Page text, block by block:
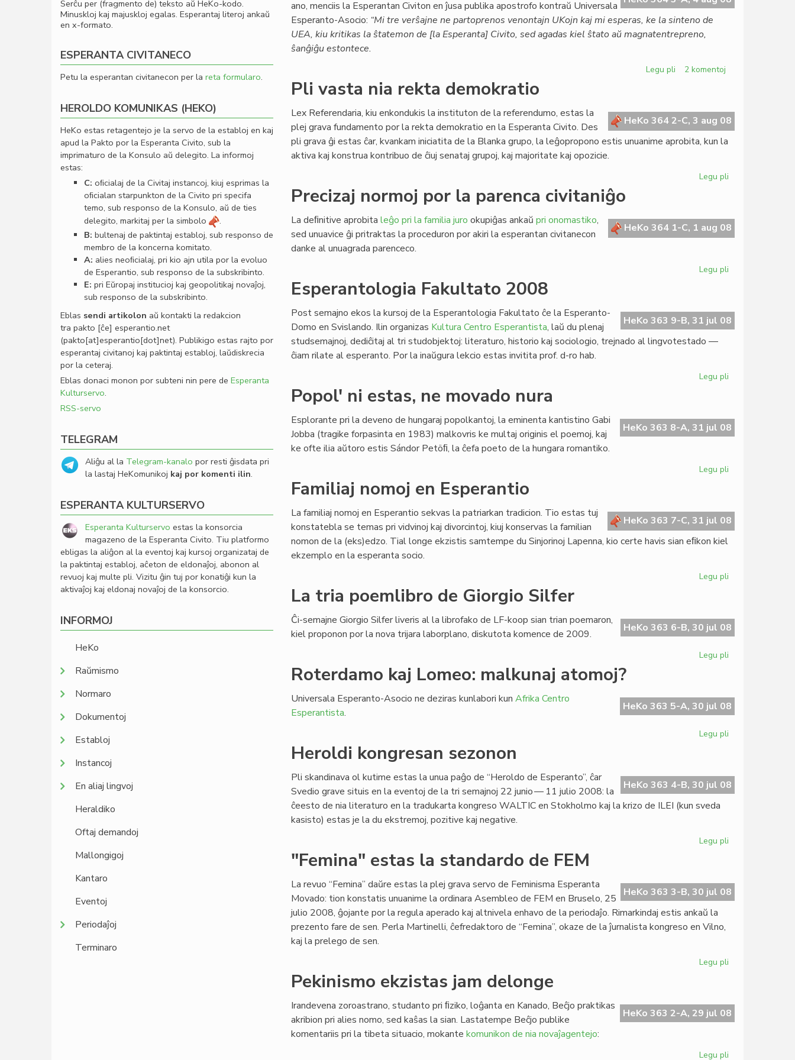
ano, menciis la Esperantan Civiton en ĵusa publika apostrofo kontraŭ Universala
Esperanto-Asocio: “Mi tre verŝajne ne partoprenos venontajn UKojn kaj mi esperas, ke la sinteno de
UEA, kiu kritikas la ŝtatemon de [la Esperanta] Civito, sed agadas kiel ŝtato aŭ magnatentrepreno,
ŝanĝiĝu estontece.
Legu pli
kaj
arbitreco
kun
2 komentoj
Pli vasta nia rekta demokratio
HeKo 364 2-C, 3 aug 08
Lex Referendaria, kiu enkondukis la instituton de la referendumo, estas la
plej grava fundamento por la rekta demokratio en la Esperanta Civito. Des
pli grava ĝi estas ĉar, kvankam iniciatita de la Blanka grupo, la leĝopropono estis unuanime aprobita, kun la
aktiva kaj konstrua kontribuo de ĉiuj senataj grupoj, kaj majoritate kaj opozicie.
Legu pli
rekta
demokratio
Precizaj normoj por la parenca civitaniĝo
HeKo 364 1-C, 1 aug 08
La deﬁnitive aprobita leĝo pri la familia juro okupiĝas ankaŭ pri onomastiko,
sed unuavice ĝi pritraktas la proceduron por akiri la esperantan civitanecon
danke al unuagrada parenceco.
Legu pli
la
parenca
Esperantologia Fakultato 2008
HeKo 363 9-B, 31 jul 08
Post semajno ekos la kursoj de la Esperantologia Fakultato ĉe la Esperanto-
Domo en Svislando. Ilin organizas Kultura Centro Esperantista, laŭ du plenaj
studsemajnoj, dediĉitaj al tri studobjektoj: literaturo, historio kaj sociologio, trejnado al lingvotestado —
ĉiam rilate al esperanto. Por la inaŭgura lekcio estas invitita prof. d-ro hab.
Legu pli
Popol' ni estas, ne movado nura
HeKo 363 8-A, 31 jul 08
Esplorante pri la deveno de hungaraj popolkantoj, la eminenta kantistino Gabi
Jobba (tragike forpasinta en 1983) malkovris ke multaj originis el poemoj, kaj
ke ofte ilia aŭtoro estis Sándor Petöﬁ, la ĉefa poeto de la hungara romantiko.
Legu pli
ne
movado
Familiaj nomoj en Esperantio
HeKo 363 7-C, 31 jul 08
La familiaj nomoj en Esperantio sekvas la patriarkan tradicion. Tio estas tuj
konstatebla se temas pri vidvinoj kaj divorcintoj, kiuj konservas la familian
nomon de la (eks)edzo. Tial longe ekzistis samtempe du Sinjorinoj Lapenna, kio certe havis sian eﬁkon kiel
ekzemplo en la esperanta socio.
Legu pli
Esperantio
La tria poemlibro de Giorgio Silfer
HeKo 363 6-B, 30 jul 08
Ĉi-semajne Giorgio Silfer liveris al la librofako de LF-koop sian trian poemaron,
kiel proponon por la nova trijara laborplano, diskutota komence de 2009.
Legu pli
de
Giorgio
Roterdamo kaj Lomeo: malkunaj atomoj?
HeKo 363 5-A, 30 jul 08
Universala Esperanto-Asocio ne deziras kunlabori kun Afrika Centro
Esperantista.
Legu pli
malkunaj
atomoj?
Heroldi kongresan sezonon
HeKo 363 4-B, 30 jul 08
Pli skandinava ol kutime estas la unua paĝo de “Heroldo de Esperanto”, ĉar
Svedio grave situis en la eventoj de la tri semajnoj 22 junio — 11 julio 2008: la
ĉeesto de nia literaturo en la tradukarta kongreso WALTIC en Stokholmo kaj la krizo de ILEI (kun sveda
kasisto) estas je la du ekstremoj, pozitive kaj negative.
Legu pli
"Femina" estas la standardo de FEM
HeKo 363 3-B, 30 jul 08
La revuo “Femina” daŭre estas la plej grava servo de Feminisma Esperanta
Movado: tion konstatis unuanime la ordinara Asembleo de FEM en Bruselo, 25
julio 2008, ĝojante por la regula aperado kaj altnivela enhavo de la periodaĵo. Rimarkindaj estis ankaŭ la
prezento fare de sen. Perla Martinelli, ĉefredaktoro de “Femina”, okaze de la ĵurnalista kongreso en Vilno,
kaj la prelego de sen.
Legu pli
standardo
de
Pekinismo ekzistas jam delonge
HeKo 363 2-A, 29 jul 08
Irandevena zoroastrano, studanto pri ﬁziko, loĝanta en Kanado, Beĉjo praktikas
akribion pri alies nomo, sed kaŝas la sian. Lastatempe Beĉjo publike
komentariis pri la tibeta situacio, mokante komunikon de nia novaĵagentejo:
Legu pli
Serĉu per (fragmento de) teksto aŭ HeKo-kodo.
Minuskloj kaj majuskloj egalas. Esperantaj literoj ankaŭ
en x-formato.
ESPERANTA CIVITANECO
Petu la esperantan civitanecon per la reta formularo.
HEROLDO KOMUNIKAS (HEKO)
HeKo estas retagentejo je la servo de la establoj en kaj
apud la Pakto por la Esperanta Civito, sub la
imprimaturo de la Konsulo aŭ delegito. La informoj
estas:
C: oﬁcialaj de la Civitaj instancoj, kiuj esprimas la
oﬁcialan starpunkton de la Civito pri specifa
temo, sub responso de la Konsulo, aŭ de ties
delegito, markitaj per la simbolo
.
B: bultenaj de paktintaj establoj, sub responso de
membro de la koncerna komitato.
A: alies neoﬁcialaj, pri kio ajn utila por la evoluo
de Esperantio, sub responso de la subskribinto.
E: pri Eŭropaj institucioj kaj geopolitikaj novaĵoj,
sub responso de la subskribinto.
Eblas sendi artikolon aŭ kontakti la redakcion
tra pakto [ĉe] esperantio.net
(pakto[at]esperantio[dot]net). Publikigo estas rajto por
esperantaj civitanoj kaj paktintaj establoj, laŭdiskrecia
por la ceteraj.
Eblas donaci monon por subteni nin pere de Esperanta
Kulturservo.
RSS-servo
TELEGRAM
Aliĝu al la Telegram-kanalo por resti ĝisdata pri
la lastaj HeKomunikoj kaj por komenti ilin.
ESPERANTA KULTURSERVO
Esperanta Kulturservo estas la konsorcia
magazeno de la Esperanta Civito. Tiu platformo
ebligas la aliĝon al la eventoj kaj kursoj organizataj de
la paktintaj establoj, aĉeton de eldonaĵoj, abonon al
revuoj kaj multe pli. Vizitu ĝin tuj por konatiĝi kun la
aktivaĵoj kaj eldonaj novaĵoj de la konsorcio.
INFORMOJ
HeKo
Raŭmismo
Normaro
Dokumentoj
Establoj
Instancoj
En aliaj lingvoj
Heraldiko
Oftaj demandoj
Mallongigoj
Kantaro
Eventoj
Periodaĵoj
Terminaro